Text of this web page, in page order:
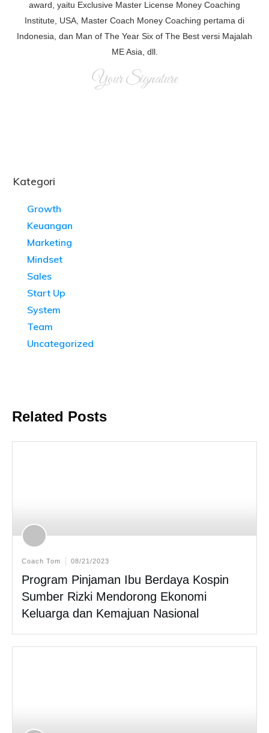
award, yaitu Exclusive Master License Money Coaching
Institute, USA, Master Coach Money Coaching pertama di
Indonesia, dan Man of The Year Six of The Best versi Majalah
ME Asia, dll.
Your Signature
Kategori
Growth
Keuangan
Marketing
Mindset
Sales
Start Up
System
Team
Uncategorized
Related Posts
Coach Tom 08/21/2023
Program Pinjaman Ibu Berdaya Kospin
Sumber Rizki Mendorong Ekonomi
Keluarga dan Kemajuan Nasional